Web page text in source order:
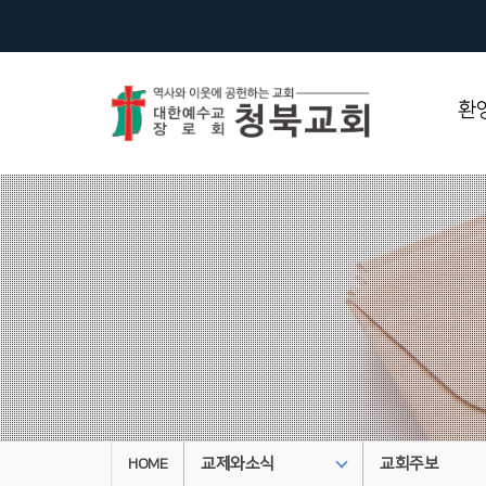
환
HOME 교제와소식 교회주보